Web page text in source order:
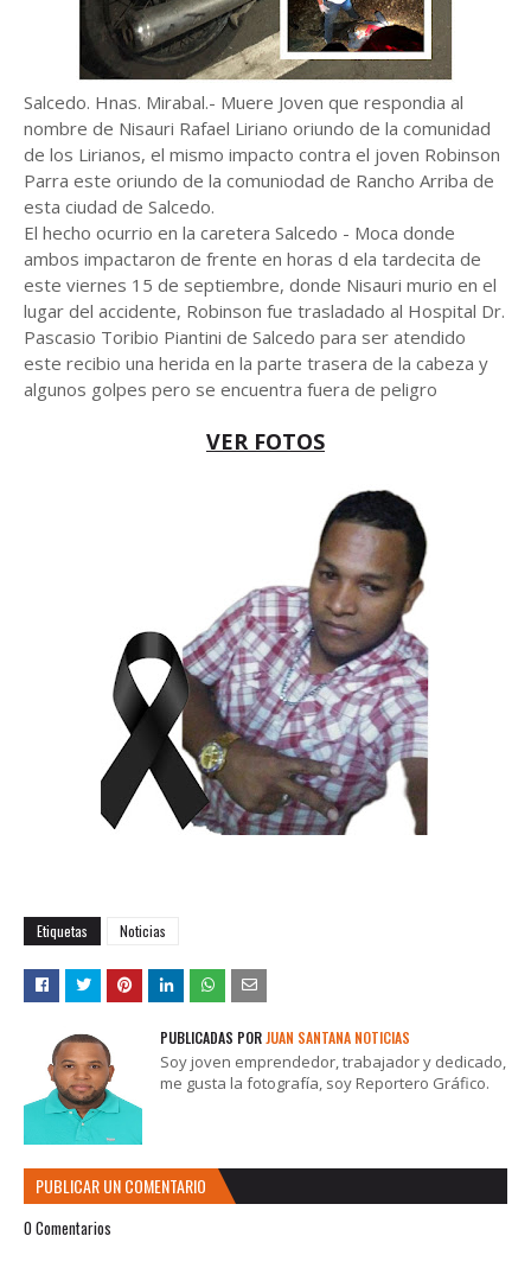
Salcedo. Hnas. Mirabal.- Muere Joven que respondia al
nombre de Nisauri Rafael Liriano oriundo de la comunidad
de los Lirianos, el mismo impacto contra el joven Robinson
Parra este oriundo de la comuniodad de Rancho Arriba de
esta ciudad de Salcedo.
El hecho ocurrio en la caretera Salcedo - Moca donde
ambos impactaron de frente en horas d ela tardecita de
este viernes 15 de septiembre, donde Nisauri murio en el
lugar del accidente, Robinson fue trasladado al Hospital Dr.
Pascasio Toribio Piantini de Salcedo para ser atendido
este recibio una herida en la parte trasera de la cabeza y
algunos golpes pero se encuentra fuera de peligro
VER FOTOS
Etiquetas Noticias
PUBLICADAS PORJUAN SANTANA NOTICIAS
Soy joven emprendedor, trabajador y dedicado,
me gusta la fotografía, soy Reportero Gráfico.
PUBLICAR UN COMENTARIO
0 Comentarios